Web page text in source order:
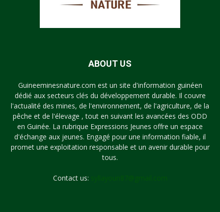
ABOUT US
Guineeminesnature.com est un site d'information guinéen
dédié aux secteurs clés du développement durable. Il couvre
l'actualité des mines, de l'environnement, de l'agriculture, de la
pêche et de l'élevage , tout en suivant les avancées des ODD
en Guinée. La rubrique Expressions Jeunes offre un espace
d'échange aux jeunes. Engagé pour une information fiable, il
promet une exploitation responsable et un avenir durable pour
tous.
Contact us: